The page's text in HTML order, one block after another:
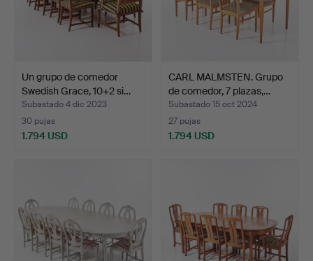
Un grupo de comedor
Swedish Grace, 10+2 si…
Subastado 4 dic 2023
30 pujas
1.794 USD
CARL MALMSTEN. Grupo
de comedor, 7 plazas,…
Subastado 15 oct 2024
27 pujas
1.794 USD